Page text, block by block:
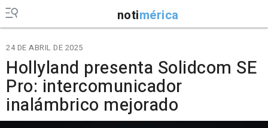
notimérica
24 DE ABRIL DE 2025
Hollyland presenta Solidcom SE
Pro: intercomunicador
inalámbrico mejorado